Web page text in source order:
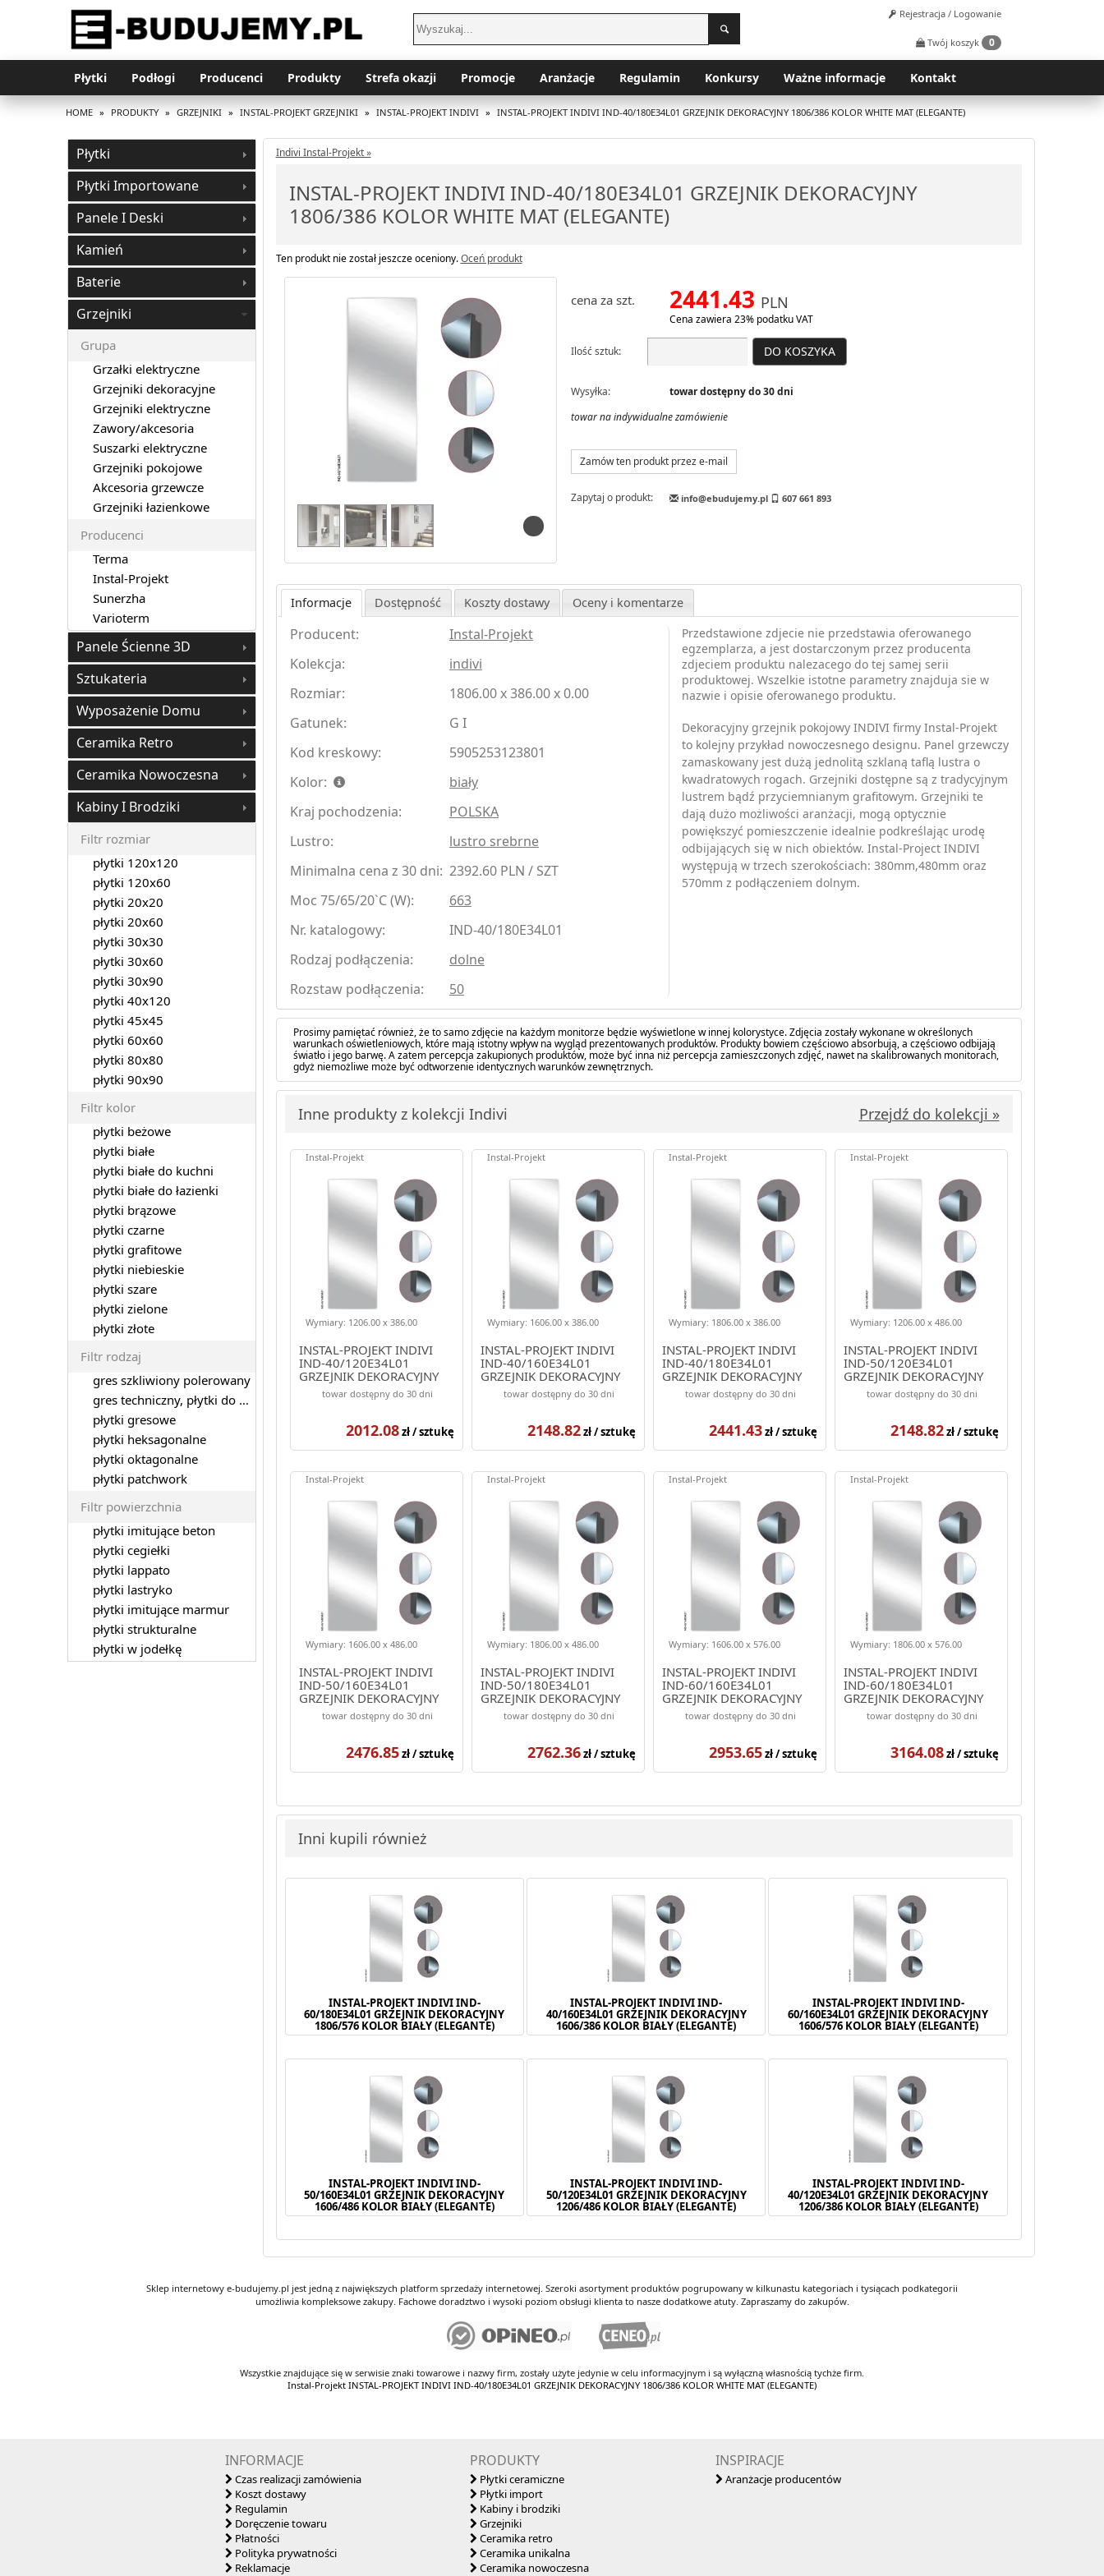
Rejestracja / Logowanie
Twój koszyk 0
Płytki Podłogi Producenci Produkty Strefa okazji Promocje Aranżacje Regulamin Konkursy Ważne informacje Kontakt
HOME » PRODUKTY » GRZEJNIKI » INSTAL-PROJEKT GRZEJNIKI » INSTAL-PROJEKT INDIVI » INSTAL-PROJEKT INDIVI IND-40/180E34L01 GRZEJNIK DEKORACYJNY 1806/386 KOLOR WHITE MAT (ELEGANTE)
Indivi Instal-Projekt »
INSTAL-PROJEKT INDIVI IND-40/180E34L01 GRZEJNIK DEKORACYJNY
1806/386 KOLOR WHITE MAT (ELEGANTE)
Ten produkt nie został jeszcze oceniony.Oceń produkt
cena za szt. 2441.43 PLN
Cena zawiera 23% podatku VAT
Ilość sztuk: DO KOSZYKA
Wysyłka:
towar dostępny do 30 dni
towar na indywidualne zamówienie
Zamów ten produkt przez e-mail
Zapytaj o produkt: info@ebudujemy.pl 607 661 893
Informacje Dostępność Koszty dostawy Oceny i komentarze
Producent:
Instal-Projekt
Kolekcja:
indivi
Rozmiar:
1806.00 x 386.00 x 0.00
Gatunek:
G I
Kod kreskowy:
5905253123801
Kolor:
biały
Kraj pochodzenia:
POLSKA
Lustro:
lustro srebrne
Minimalna cena z 30 dni: 2392.60 PLN / SZT
Moc 75/65/20`C (W):
663
Nr. katalogowy:
IND-40/180E34L01
Rodzaj podłączenia:
dolne
Rozstaw podłączenia:
50
Przedstawione zdjecie nie przedstawia oferowanego
egzemplarza, a jest dostarczonym przez producenta
zdjeciem produktu nalezacego do tej samej serii
produktowej. Wszelkie istotne parametry znajduja sie w
nazwie i opisie oferowanego produktu.
Dekoracyjny grzejnik pokojowy INDIVI firmy Instal-Projekt
to kolejny przykład nowoczesnego designu. Panel grzewczy
zamaskowany jest dużą jednolitą szklaną taflą lustra o
kwadratowych rogach. Grzejniki dostępne są z tradycyjnym
lustrem bądź przyciemnianym grafitowym. Grzejniki te
dają dużo możliwości aranżacji, mogą optycznie
powiększyć pomieszczenie idealnie podkreślając urodę
odbijających się w nich obiektów. Instal-Project INDIVI
występują w trzech szerokościach: 380mm,480mm oraz
570mm z podłączeniem dolnym.
Prosimy pamiętać również, że to samo zdjęcie na każdym monitorze będzie wyświetlone w innej kolorystyce. Zdjęcia zostały wykonane w określonych
warunkach oświetleniowych, które mają istotny wpływ na wygląd prezentowanych produktów. Produkty bowiem częściowo absorbują, a częściowo odbijają
światło i jego barwę. A zatem percepcja zakupionych produktów, może być inna niż percepcja zamieszczonych zdjęć, nawet na skalibrowanych monitorach,
gdyż niemożliwe może być odtworzenie identycznych warunków zewnętrznych.
Inne produkty z kolekcji Indivi Przejdź do kolekcji »
INSTAL-PROJEKT INDIVI
IND-40/120E34L01
GRZEJNIK DEKORACYJNY
1206/386 KOLOR BIAŁY
(ELEGANTE)
Wymiary: 1206.00 x 386.00
Instal-Projekt
towar dostępny do 30 dni
2012.08zł / sztukę
INSTAL-PROJEKT INDIVI
IND-40/160E34L01
GRZEJNIK DEKORACYJNY
1606/386 KOLOR BIAŁY
(ELEGANTE)
Wymiary: 1606.00 x 386.00
Instal-Projekt
towar dostępny do 30 dni
2148.82zł / sztukę
INSTAL-PROJEKT INDIVI
IND-40/180E34L01
GRZEJNIK DEKORACYJNY
1806/386 KOLOR WHITE
MAT (ELEGANTE)
Wymiary: 1806.00 x 386.00
Instal-Projekt
towar dostępny do 30 dni
2441.43zł / sztukę
INSTAL-PROJEKT INDIVI
IND-50/120E34L01
GRZEJNIK DEKORACYJNY
1206/486 KOLOR BIAŁY
(ELEGANTE)
Wymiary: 1206.00 x 486.00
Instal-Projekt
towar dostępny do 30 dni
2148.82zł / sztukę
INSTAL-PROJEKT INDIVI
IND-50/160E34L01
GRZEJNIK DEKORACYJNY
1606/486 KOLOR BIAŁY
(ELEGANTE)
Wymiary: 1606.00 x 486.00
Instal-Projekt
towar dostępny do 30 dni
2476.85zł / sztukę
INSTAL-PROJEKT INDIVI
IND-50/180E34L01
GRZEJNIK DEKORACYJNY
1806/486 KOLOR BIAŁY
(ELEGANTE)
Wymiary: 1806.00 x 486.00
Instal-Projekt
towar dostępny do 30 dni
2762.36zł / sztukę
INSTAL-PROJEKT INDIVI
IND-60/160E34L01
GRZEJNIK DEKORACYJNY
1606/576 KOLOR BIAŁY
(ELEGANTE)
Wymiary: 1606.00 x 576.00
Instal-Projekt
towar dostępny do 30 dni
2953.65zł / sztukę
INSTAL-PROJEKT INDIVI
IND-60/180E34L01
GRZEJNIK DEKORACYJNY
1806/576 KOLOR BIAŁY
(ELEGANTE)
Wymiary: 1806.00 x 576.00
Instal-Projekt
towar dostępny do 30 dni
3164.08zł / sztukę
Inni kupili również
INSTAL-PROJEKT INDIVI IND-
60/180E34L01 GRZEJNIK DEKORACYJNY
1806/576 KOLOR BIAŁY (ELEGANTE)
INSTAL-PROJEKT INDIVI IND-
40/160E34L01 GRZEJNIK DEKORACYJNY
1606/386 KOLOR BIAŁY (ELEGANTE)
INSTAL-PROJEKT INDIVI IND-
60/160E34L01 GRZEJNIK DEKORACYJNY
1606/576 KOLOR BIAŁY (ELEGANTE)
INSTAL-PROJEKT INDIVI IND-
50/160E34L01 GRZEJNIK DEKORACYJNY
1606/486 KOLOR BIAŁY (ELEGANTE)
INSTAL-PROJEKT INDIVI IND-
50/120E34L01 GRZEJNIK DEKORACYJNY
1206/486 KOLOR BIAŁY (ELEGANTE)
INSTAL-PROJEKT INDIVI IND-
40/120E34L01 GRZEJNIK DEKORACYJNY
1206/386 KOLOR BIAŁY (ELEGANTE)
Płytki
Płytki Importowane
Panele I Deski
Kamień
Baterie
Grzejniki
Grupa
Grzałki elektryczne
Grzejniki dekoracyjne
Grzejniki elektryczne
Zawory/akcesoria
Suszarki elektryczne
Grzejniki pokojowe
Akcesoria grzewcze
Grzejniki łazienkowe
Producenci
Terma
Instal-Projekt
Sunerzha
Varioterm
Panele Ścienne 3D
Sztukateria
Wyposażenie Domu
Ceramika Retro
Ceramika Nowoczesna
Kabiny I Brodziki
Filtr rozmiar
płytki 120x120
płytki 120x60
płytki 20x20
płytki 20x60
płytki 30x30
płytki 30x60
płytki 30x90
płytki 40x120
płytki 45x45
płytki 60x60
płytki 80x80
płytki 90x90
Filtr kolor
płytki beżowe
płytki białe
płytki białe do kuchni
płytki białe do łazienki
płytki brązowe
płytki czarne
płytki grafitowe
płytki niebieskie
płytki szare
płytki zielone
płytki złote
Filtr rodzaj
gres szkliwiony polerowany
gres techniczny, płytki do garażu
płytki gresowe
płytki heksagonalne
płytki oktagonalne
płytki patchwork
Filtr powierzchnia
płytki imitujące beton
płytki cegiełki
płytki lappato
płytki lastryko
płytki imitujące marmur
płytki strukturalne
płytki w jodełkę
Sklep internetowy e-budujemy.pl jest jedną z największych platform sprzedaży internetowej. Szeroki asortyment produktów pogrupowany w kilkunastu kategoriach i tysiącach podkategorii
umożliwia kompleksowe zakupy. Fachowe doradztwo i wysoki poziom obsługi klienta to nasze dodatkowe atuty. Zapraszamy do zakupów.
Wszystkie znajdujące się w serwisie znaki towarowe i nazwy firm, zostały użyte jedynie w celu informacyjnym i są wyłączną własnością tychże firm.
Instal-Projekt INSTAL-PROJEKT INDIVI IND-40/180E34L01 GRZEJNIK DEKORACYJNY 1806/386 KOLOR WHITE MAT (ELEGANTE)
INFORMACJE
Czas realizacji zamówienia
Koszt dostawy
Regulamin
Doręczenie towaru
Płatności
Polityka prywatności
Reklamacje
PRODUKTY
Płytki ceramiczne
Płytki import
Kabiny i brodziki
Grzejniki
Ceramika retro
Ceramika unikalna
Ceramika nowoczesna
INSPIRACJE
Aranżacje producentów